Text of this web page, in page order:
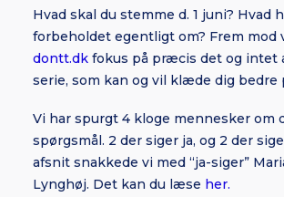
INSPIRATION
SUBSCRIBE
Hvad skal du stemme d. 1 juni? Hvad
forbeholdet egentligt om? Frem
dontt.dk fokus på præcis det og intet
serie, som kan og vil klæde dig bedre
Vi har spurgt 4 kloge mennesker om
spørgsmål. 2 der siger ja, og 2 der
afsnit snakkede vi med “ja-siger”
Lynghøj. Det kan du læse her.